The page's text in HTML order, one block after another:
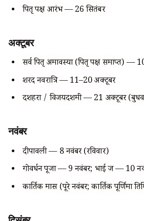
पितृ पक्ष आरंभ — 26 सितंबर
अक्टूबर
सर्व पितृ अमावस्या (पितृ पक्ष समाप्त) —
शरद नवरात्रि — 11–20 अक्टूबर
दशहरा / विजयदशमी — 21 अक्टूबर
नवंबर
दीपावली — 8 नवंबर (रविवार)
गोवर्धन पूजा — 9 नवंबर; भाई दूज — 10
कार्तिक मास (पूरे नवंबर; कार्तिक पूर्णिमा